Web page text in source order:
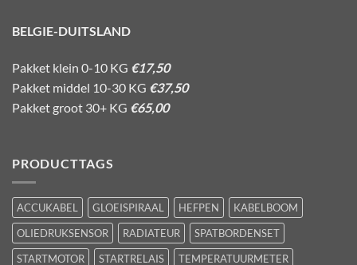
BELGIE-DUITSLAND
Pakket klein 0-10 KG €17,50
Pakket middel 10-30 KG €37,50
Pakket groot 30+ KG €65,00
PRODUCTTAGS
ACCUKABEL GLOEISPIRAAL HEFPEN
KABELBOOM
OLIEDRUKSENSOR
RADIATEUR
SPATBORDENSET
STARTMOTOR
STARTRELAIS
TEMPERATUURMETER